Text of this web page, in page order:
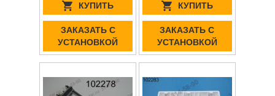
КУПИТЬ
ЗАКАЗАТЬ С
УСТАНОВКОЙ
КУПИТЬ
ЗАКАЗАТЬ С
УСТАНОВКОЙ